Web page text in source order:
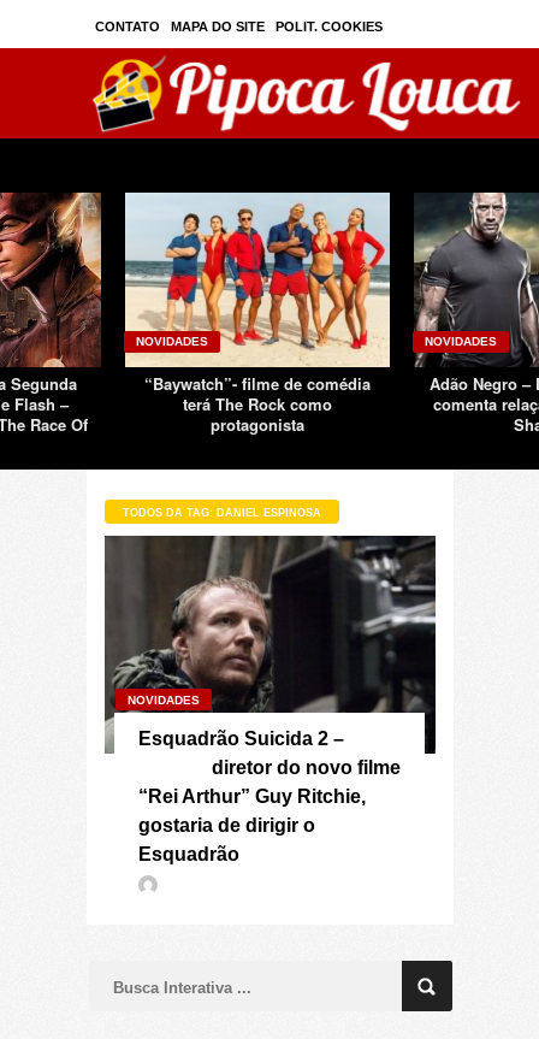
CONTATO MAPA DO SITE POLIT. COOKIES
PRIVAC./SEGURANÇA
Segunda
Flash –
Race Of
NOVIDADES
“Baywatch”- filme de comédia
terá The Rock como
protagonista
NOVIDADES
Adão Negro –
comenta
TODOS DA TAG: DANIEL ESPINOSA
NOVIDADES
Esquadrão Suicida 2 –
diretor do novo filme
“Rei Arthur” Guy Ritchie,
gostaria de dirigir o
Esquadrão